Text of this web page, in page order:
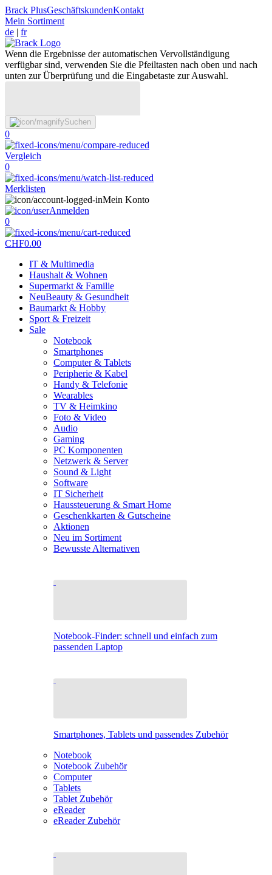
Brack PlusGeschäftskundenKontakt
Mein Sortiment
de | fr
Wenn die Ergebnisse der automatischen Vervollständigung
verfügbar sind, verwenden Sie die Pfeiltasten nach oben und nach
unten zur Überprüfung und die Eingabetaste zur Auswahl.
Suchen
0
Vergleich
0
Merklisten
Mein Konto
Anmelden
0
CHF0.00
IT & Multimedia
Haushalt & Wohnen
Supermarkt & Familie
NeuBeauty & Gesundheit
Baumarkt & Hobby
Sport & Freizeit
Sale
Notebook
Smartphones
Computer & Tablets
Peripherie & Kabel
Handy & Telefonie
Wearables
TV & Heimkino
Foto & Video
Audio
Gaming
PC Komponenten
Netzwerk & Server
Sound & Light
Software
IT Sicherheit
Haussteuerung & Smart Home
Geschenkkarten & Gutscheine
Aktionen
Neu im Sortiment
Bewusste Alternativen
Notebook-Finder: schnell und einfach zum
passenden Laptop
Smartphones, Tablets und passendes Zubehör
Notebook
Notebook Zubehör
Computer
Tablets
Tablet Zubehör
eReader
eReader Zubehör